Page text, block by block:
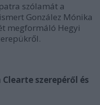
szólamát a
González Mónika
megformáló Hegyi
szerepéről és